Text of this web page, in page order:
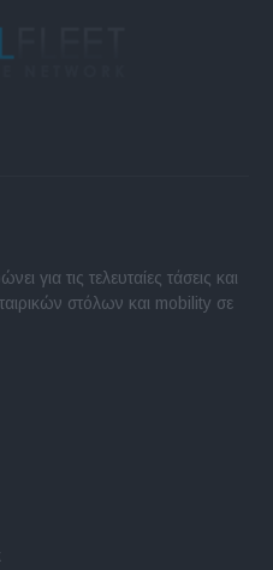
για τις τελευταίες τάσεις και
στόλων και mobility σε